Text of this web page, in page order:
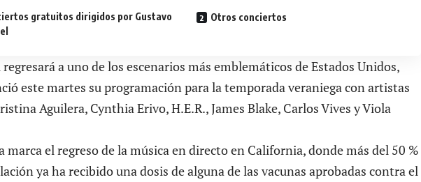
gratuitos dirigidos por Gustavo
Otros conciertos
a uno de los escenarios más emblemáticos de Estados Unidos,
este martes su programación para la temporada veraniega con artistas
Aguilera, Cynthia Erivo, H.E.R., James Blake, Carlos Vives y Viola
marca el regreso de la música en directo en California, donde más del 50 %
ya ha recibido una dosis de alguna de las vacunas aprobadas contra el